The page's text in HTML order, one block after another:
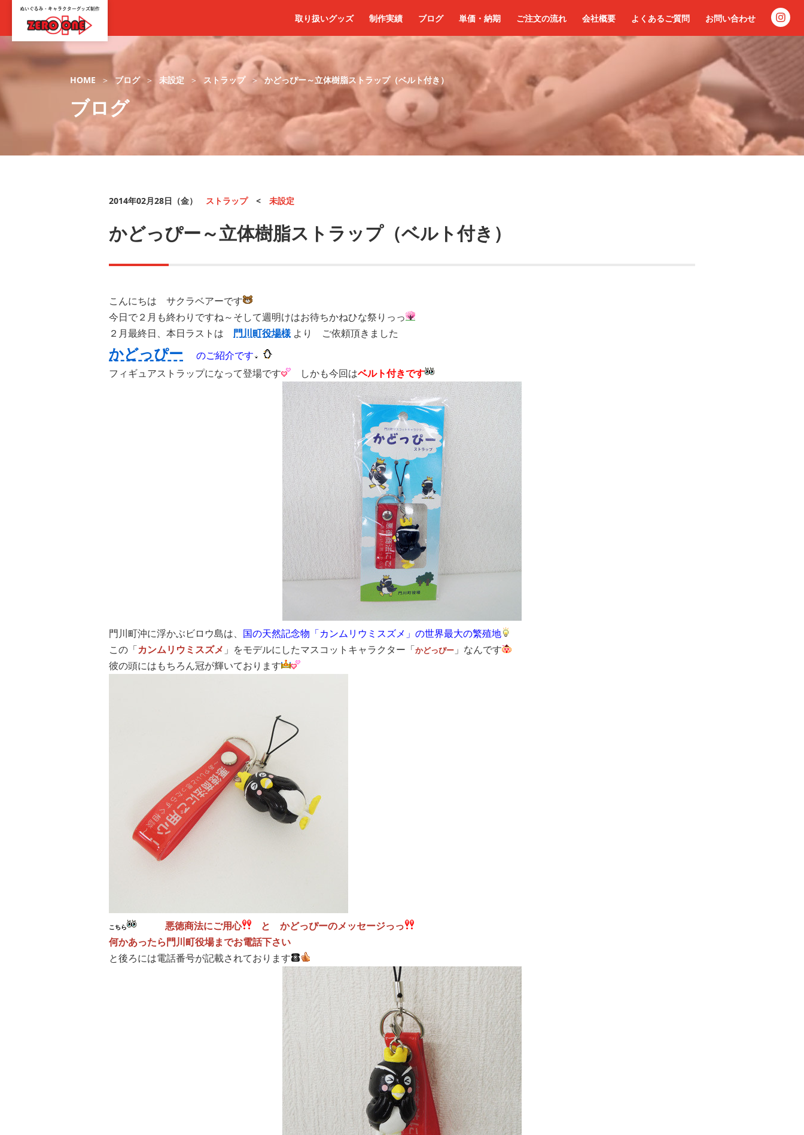
取り扱いグッズ 制作実績 ブログ 単価・納期 ご注文の流れ 会社概要 よくあるご質問 お問い合わせ
HOME ブログ 未設定 ストラップ かどっぴー～立体樹脂ストラップ（ベルト付き）
ブログ
2014年02月28日（金） ストラップ< 未設定
かどっぴー～立体樹脂ストラップ（ベルト付き）
こんにちは サクラベアーです
今日で２月も終わりですね～そして週明けはお待ちかねひな祭りっっ
２月最終日、本日ラストは
門川町役場様 より ご依頼頂きました
かどっぴー
のご紹介です
フィギュアストラップになって登場です
しかも今回はベルト付きです
門川町沖に浮かぶビロウ島は、 国の天然記念物「カンムリウミスズメ」の世界最大の繁殖地
この「カンムリウミスズメ 」をモデルにしたマスコットキャラクター「かどっぴー 」なんです
彼の頭にはもちろん冠が輝いております
こちら 悪徳商法にご用心
と かどっぴーのメッセージっっ
何かあったら門川町役場までお電話下さい
と後ろには電話番号が記載されております